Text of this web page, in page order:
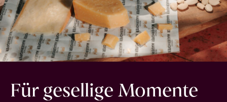
Für gesellige Momente